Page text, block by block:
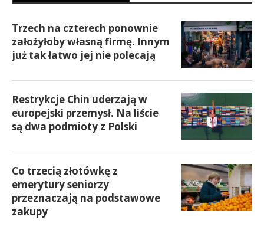
Trzech na czterech ponownie
założyłoby własną firmę. Innym
już tak łatwo jej nie polecają
Restrykcje Chin uderzają w
europejski przemysł. Na liście
są dwa podmioty z Polski
Co trzecią złotówkę z
emerytury seniorzy
przeznaczają na podstawowe
zakupy